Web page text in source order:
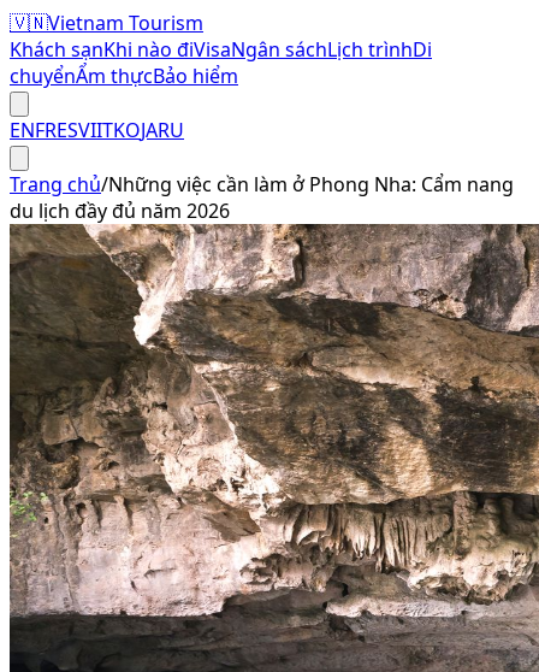
🇻🇳Vietnam Tourism
Khách sạnKhi nào điVisaNgân sáchLịch trìnhDi
chuyểnẨm thựcBảo hiểm
ENFRESVIITKOJARU
Trang chủ/Những việc cần làm ở Phong Nha: Cẩm nang
du lịch đầy đủ năm 2026